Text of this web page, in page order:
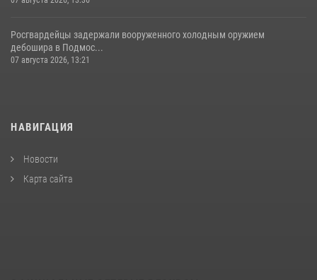
Росгвардейцы задержали вооруженного холодным оружием
дебошира в Подмос...
07 августа 2026, 13:21
НАВИГАЦИЯ
Новости
Карта сайта